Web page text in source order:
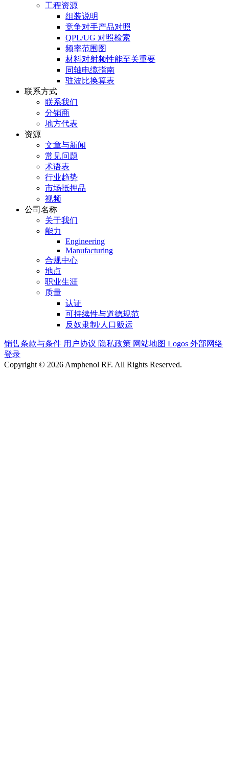
工程资源
组装说明
竞争对手产品对照
QPL/UG 对照检索
频率范围图
材料对射频性能至关重要
同轴电缆指南
驻波比换算表
联系方式
联系我们
分销商
地方代表
资源
文章与新闻
常见问题
术语表
行业趋势
市场抵押品
视频
公司名称
关于我们
能力
Engineering
Manufacturing
合规中心
地点
职业生涯
质量
认证
可持续性与道德规范
反奴隶制/人口贩运
销售条款与条件 用户协议 隐私政策 网站地图 Logos 外部网络
登录
Copyright © 2026 Amphenol RF. All Rights Reserved.